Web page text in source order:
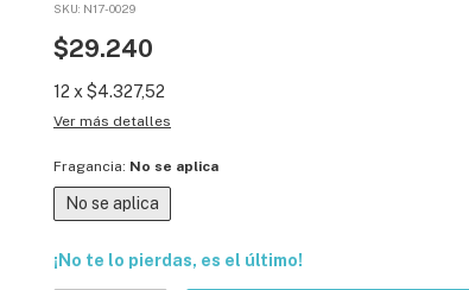
SKU: N17-0029
$29.240
12 x $4.327,52
Ver más detalles
Fragancia: No se aplica
No se aplica
¡No te lo pierdas, es el último!